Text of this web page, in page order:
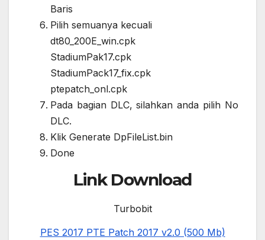
Baris
Pilih semuanya kecuali
dt80_200E_win.cpk
StadiumPak17.cpk
StadiumPack17_fix.cpk
ptepatch_onl.cpk
Pada bagian DLC, silahkan anda pilih No
DLC.
Klik Generate DpFileList.bin
Done
Link Download
Turbobit
PES 2017 PTE Patch 2017 v2.0 (500 Mb)